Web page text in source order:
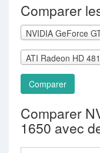
Comparer
NVIDIA GeForce
ATI Radeon HD
Comparer
Comparer
1650 avec